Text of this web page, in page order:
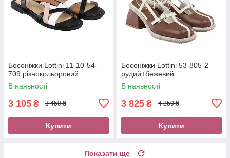
Босоніжки Lottini 11-10-54-
709 різнокольоровий
В наявності
3 105 ₴ 3 450 ₴
Купити
Босоніжки Lottini 53-805-2
рудий+бежевий
В наявності
3 825 ₴ 4 250 ₴
Купити
Показати ще